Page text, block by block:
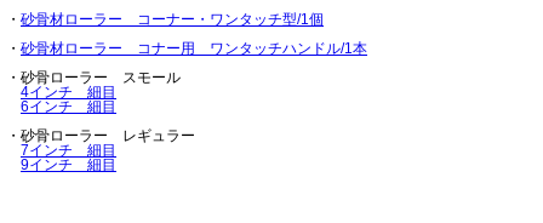
・ 砂骨材ローラー コーナー・ワンタッチ型/1個
・ 砂骨材ローラー コナー用 ワンタッチハンドル/1本
・砂骨ローラー スモール
4インチ 細目
6インチ 細目
・砂骨ローラー レギュラー
7インチ 細目
9インチ 細目